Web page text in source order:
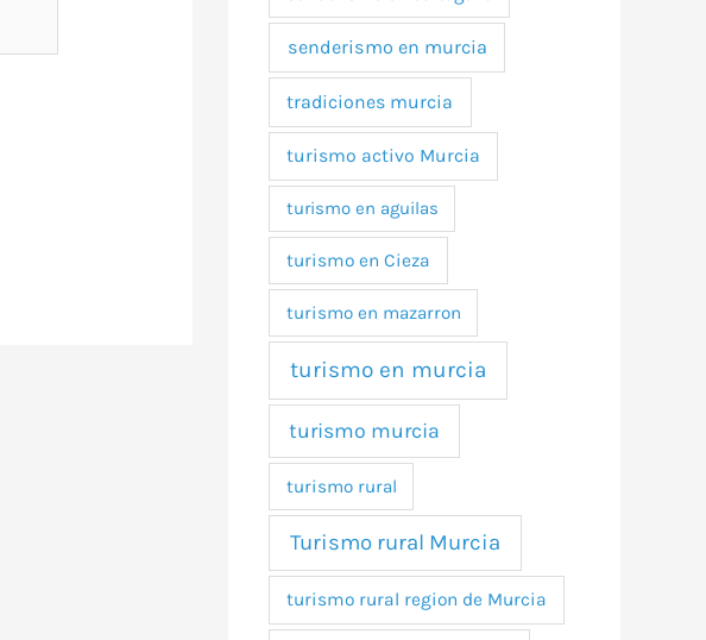
senderismo en murcia
tradiciones murcia
turismo activo Murcia
turismo en aguilas
turismo en Cieza
turismo en mazarron
turismo en murcia
turismo murcia
turismo rural
Turismo rural Murcia
turismo rural region de Murcia